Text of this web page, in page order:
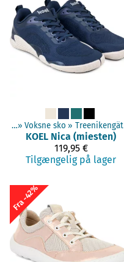
sko ‪» Voksne sko ‪» Treenikengät
KOEL Nica (miesten)
119,95 €
Tilgængelig på lager
Fra -42%